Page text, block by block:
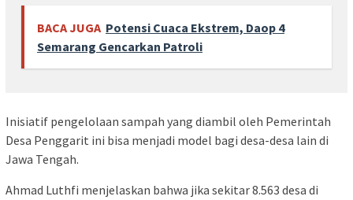
BACA JUGA Potensi Cuaca Ekstrem, Daop 4
Semarang Gencarkan Patroli
Inisiatif pengelolaan sampah yang diambil oleh Pemerintah
Desa Penggarit ini bisa menjadi model bagi desa-desa lain di
Jawa Tengah.
Ahmad Luthfi menjelaskan bahwa jika sekitar 8.563 desa di